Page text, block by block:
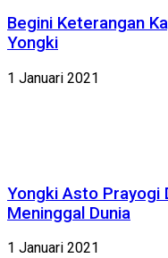
Begini Keterangan
Yongki
1 Januari 2021
Yongki Asto Prayogi
Meninggal Dunia
1 Januari 2021